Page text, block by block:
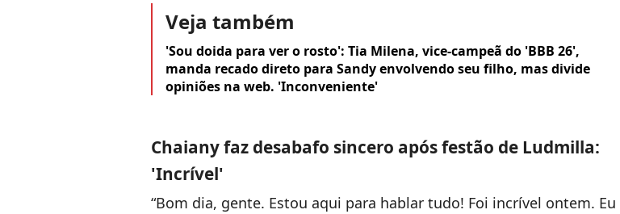
Veja também
'Sou doida para ver o rosto': Tia Milena, vice-campeã do 'BBB 26',
manda recado direto para Sandy envolvendo seu filho, mas divide
opiniões na web. 'Inconveniente'
Chaiany faz desabafo sincero após festão de Ludmilla:
'Incrível'
“Bom dia, gente. Estou aqui para hablar tudo! Foi incrível ontem. Eu